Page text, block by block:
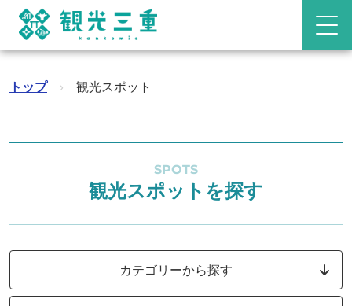
トップ › 観光スポット
SPOTS
観光スポットを探す
カテゴリーから探す